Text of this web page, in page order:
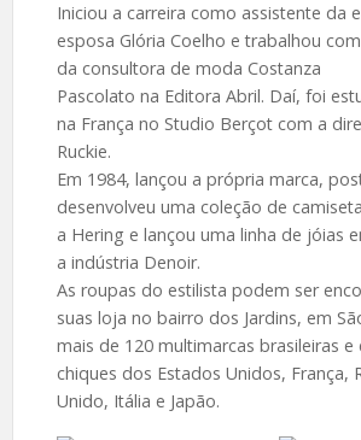
Iniciou a carreira como assistente da
esposa Glória Coelho e trabalhou
da consultora de moda Costanza
Pascolato na Editora Abril. Daí, foi
na França no Studio Berçot com a
Ruckie.
Em 1984, lançou a própria marca,
desenvolveu uma coleção de
a Hering e lançou uma linha de jóias
a indústria Denoir.
As roupas do estilista podem ser
suas loja no bairro dos Jardins, em
mais de 120 multimarcas brasileiras e
chiques dos Estados Unidos, França,
Unido, Itália e Japão.